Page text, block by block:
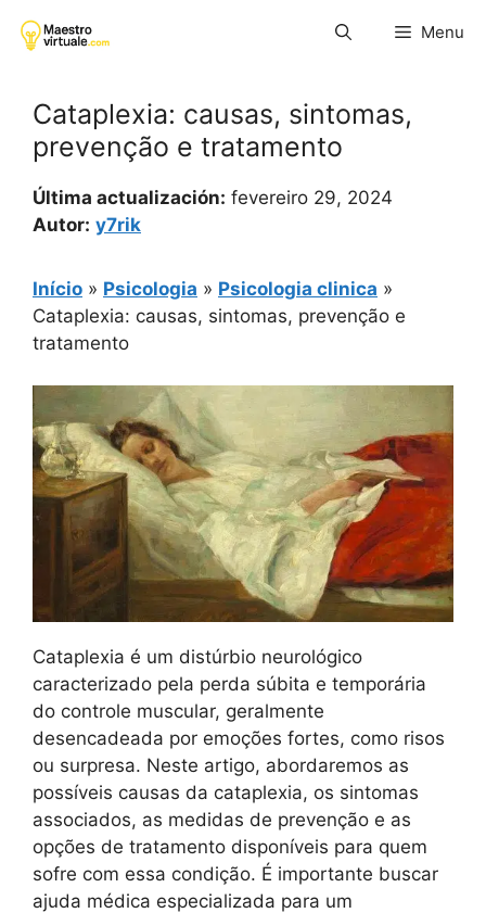
para
Menu
Cataplexia: causas, sintomas,
prevenção e tratamento
Última actualización: fevereiro 29, 2024
Autor: y7rik
Início » Psicologia » Psicologia clinica »
Cataplexia: causas, sintomas, prevenção e
tratamento
Cataplexia é um distúrbio neurológico
caracterizado pela perda súbita e temporária
do controle muscular, geralmente
desencadeada por emoções fortes, como risos
ou surpresa. Neste artigo, abordaremos as
possíveis causas da cataplexia, os sintomas
associados, as medidas de prevenção e as
opções de tratamento disponíveis para quem
sofre com essa condição. É importante buscar
ajuda médica especializada para um